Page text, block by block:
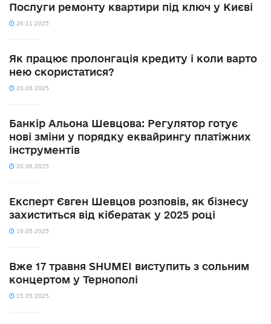
Послуги ремонту квартири під ключ у Києві
26.11.2025
Як працює пролонгація кредиту і коли варто
нею скористатися?
20.06.2025
Банкір Альона Шевцова: Регулятор готує
нові зміни у порядку еквайрингу платіжних
інструментів
20.06.2025
Експерт Євген Шевцов розповів, як бізнесу
захиститься від кібератак у 2025 році
19.05.2025
Вже 17 травня SHUMEI виступить з сольним
концертом у Тернополі
15.05.2025